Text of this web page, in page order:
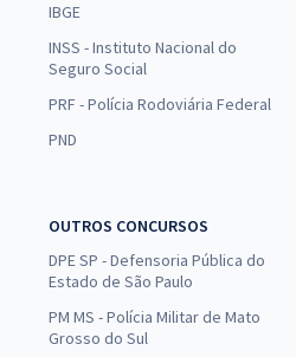
IBGE
INSS - Instituto Nacional do
Seguro Social
PRF - Polícia Rodoviária Federal
PND
OUTROS CONCURSOS
DPE SP - Defensoria Pública do
Estado de São Paulo
PM MS - Polícia Militar de Mato
Grosso do Sul